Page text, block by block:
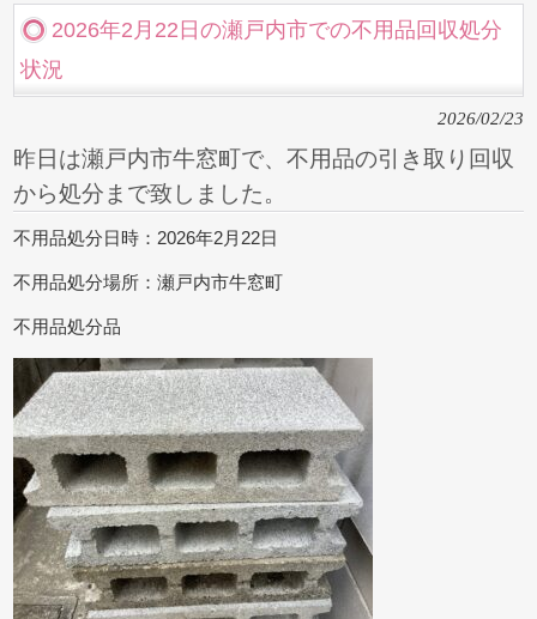
2026年2月22日の瀬戸内市での不用品回収処分
状況
2026/02/23
昨日は瀬戸内市牛窓町で、不用品の引き取り回収
から処分まで致しました。
不用品処分日時：2026年2月22日
不用品処分場所：瀬戸内市牛窓町
不用品処分品